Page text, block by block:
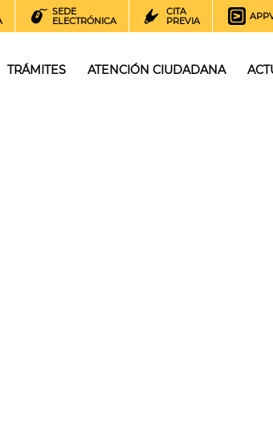
SEDE
ELECTRÓNICA
CITA
PREVIA
TRÁMITES ATENCIÓN CIUDADANA